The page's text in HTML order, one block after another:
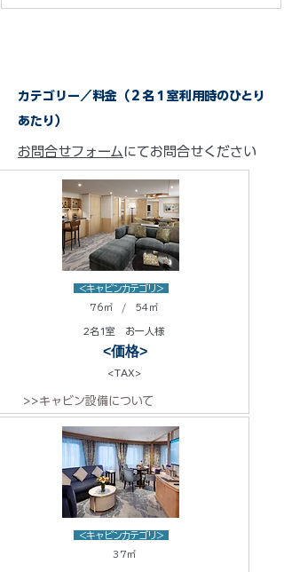
カテゴリー／料金（２名１室利用時のひとり
あたり）
お問合せフォームにてお問合せください
<キャビンカテゴリ>
76㎡ / 54㎡
2名1室 お一人様
<価格>
<TAX>
>>キャビン設備について
<キャビンカテゴリ>
37㎡